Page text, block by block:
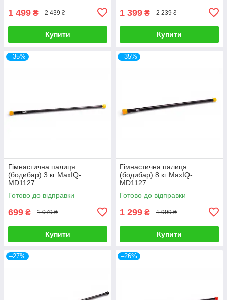
1 499 ₴ 2 439 ₴
Купити
1 399 ₴ 2 239 ₴
Купити
–35%
Гімнастична палиця
(бодибар) 3 кг MaxIQ-
MD1127
Готово до відправки
699 ₴ 1 079 ₴
Купити
–35%
Гімнастична палиця
(бодибар) 8 кг MaxIQ-
MD1127
Готово до відправки
1 299 ₴ 1 999 ₴
Купити
–27% –26%